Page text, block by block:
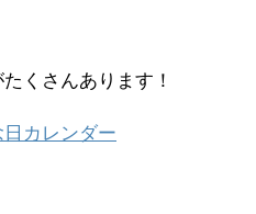
くさんあります！
カレンダー